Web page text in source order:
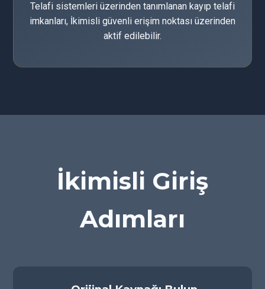
Telafi sistemleri üzerinden tanımlanan kayıp telafi
imkanları, İkimisli güvenli erişim noktası üzerinden
aktif edilebilir.
İkimisli Giriş
Adımları